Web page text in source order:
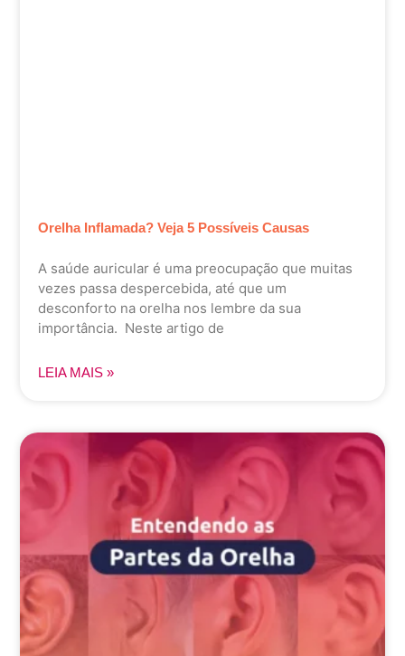
Orelha Inflamada? Veja 5 Possíveis Causas
A saúde auricular é uma preocupação que muitas
vezes passa despercebida, até que um
desconforto na orelha nos lembre da sua
importância. Neste artigo de
LEIA MAIS »